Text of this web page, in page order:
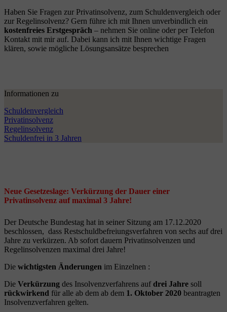
Haben Sie Fragen zur Privatinsolvenz, zum Schuldenvergleich oder
zur Regelinsolvenz? Gern führe ich mit Ihnen unverbindlich ein
kostenfreies Erstgespräch – nehmen Sie online oder per Telefon
Kontakt mit mir auf. Dabei kann ich mit Ihnen wichtige Fragen
klären, sowie mögliche Lösungsansätze besprechen
Informationen zu
Schuldenvergleich
Privatinsolvenz
Regelinsolvenz
Schuldenfrei in 3 Jahren
Neue Gesetzeslage: Verkürzung der Dauer einer
Privatinsolvenz auf maximal 3 Jahre!
Der Deutsche Bundestag hat in seiner Sitzung am 17.12.2020
beschlossen, dass Restschuldbefreiungsverfahren von sechs auf drei
Jahre zu verkürzen. Ab sofort dauern Privatinsolvenzen und
Regelinsolvenzen maximal drei Jahre!
Die wichtigsten Änderungen im Einzelnen :
Die Verkürzung des Insolvenzverfahrens aufdrei Jahre soll
rückwirkend für alle ab dem ab dem 1. Oktober 2020 beantragten
Insolvenzverfahren gelten.